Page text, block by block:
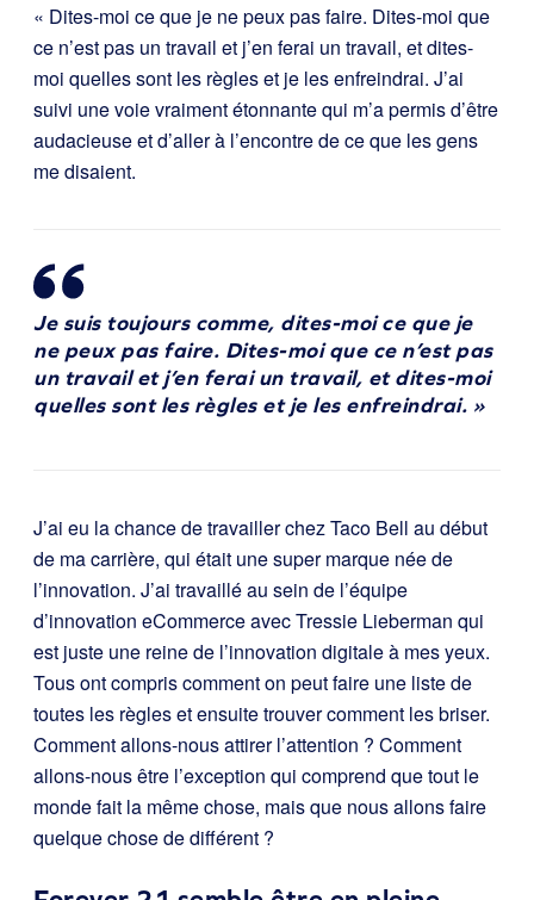
« Dites-moi ce que je ne peux pas faire. Dites-moi que
ce n’est pas un travail et j’en ferai un travail, et dites-
moi quelles sont les règles et je les enfreindrai. J’ai
suivi une voie vraiment étonnante qui m’a permis d’être
audacieuse et d’aller à l’encontre de ce que les gens
me disaient.
Je suis toujours comme, dites-moi ce que je
ne peux pas faire. Dites-moi que ce n’est pas
un travail et j’en ferai un travail, et dites-moi
quelles sont les règles et je les enfreindrai. »
J’ai eu la chance de travailler chez Taco Bell au début
de ma carrière, qui était une super marque née de
l’innovation. J’ai travaillé au sein de l’équipe
d’innovation eCommerce avec Tressie Lieberman qui
est juste une reine de l’innovation digitale à mes yeux.
Tous ont compris comment on peut faire une liste de
toutes les règles et ensuite trouver comment les briser.
Comment allons-nous attirer l’attention ? Comment
allons-nous être l’exception qui comprend que tout le
monde fait la même chose, mais que nous allons faire
quelque chose de différent ?